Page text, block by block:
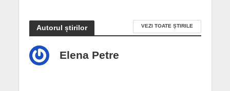
Autorul știrilor VEZI TOATE ȘTIRILE
Elena Petre